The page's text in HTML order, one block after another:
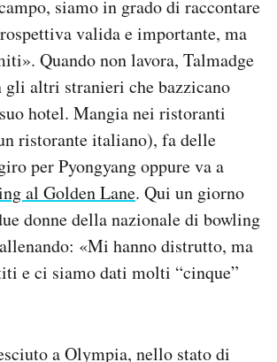
siamo in grado di raccontare
valida e importante, ma
Quando non lavora, Talmadge
gli altri stranieri che bazzicano
hotel. Mangia nei ristoranti
ristorante italiano), fa delle
per Pyongyang oppure va a
al Golden Lane. Qui un giorno
donne della nazionale di bowling
«Mi hanno distrutto, ma
e ci siamo dati molti “cinque”
a Olympia, nello stato di